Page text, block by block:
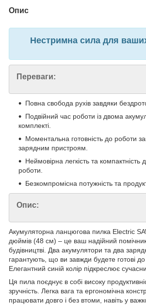
Опис
Нестримна сила для
Переваги:
Повна свобода рухів завдяки
Подвійний час роботи із двома
комплекті.
Моментальна готовність до роботи
зарядним пристроям.
Неймовірна легкість та
роботи.
Безкомпромісна потужність та
Опис:
Акумуляторна ланцюгова пилка Electric
дюймів (48 см) – це ваш надійний
будівництві. Два акумулятори та два
гарантують, що ви завжди будете готові до
Елегантний синій колір підкреслює
Ця пила поєднує в собі високу
зручність. Легка вага та ергономічна
працювати довго і без втоми, навіть у